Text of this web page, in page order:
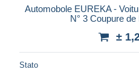
Automobole EUREKA -
N° 3 Coupure
±
Stato